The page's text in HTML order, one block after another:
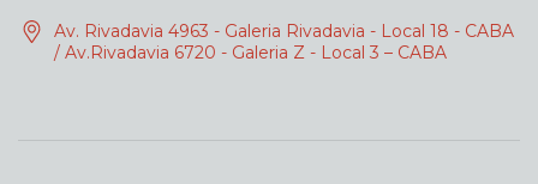
Av. Rivadavia 4963 - Galeria Rivadavia - Local 18 - CABA
/ Av.Rivadavia 6720 - Galeria Z - Local 3 – CABA